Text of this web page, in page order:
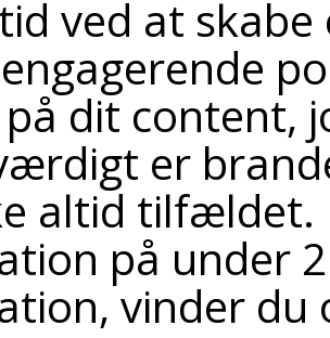
ved at
dit content,
er
altid tilfældet.
på under
vinder du